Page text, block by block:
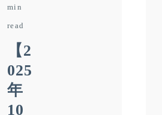
min
read
【2
025
年
10